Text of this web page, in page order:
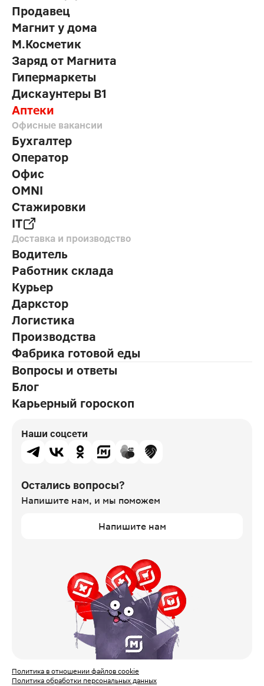
Продавец
Магнит у дома
М.Косметик
Заряд от Магнита
Гипермаркеты
Дискаунтеры В1
Аптеки
Офисные вакансии
Бухгалтер
Оператор
Офис
OMNI
Стажировки
IT
Доставка и производство
Водитель
Работник склада
Курьер
Даркстор
Логистика
Производства
Фабрика готовой еды
Вопросы и ответы
Блог
Карьерный гороскоп
Наши соцсети
Остались вопросы?
Напишите нам, и мы поможем
Напишите нам
Политика в отношении файлов cookie
Политика обработки персональных данных